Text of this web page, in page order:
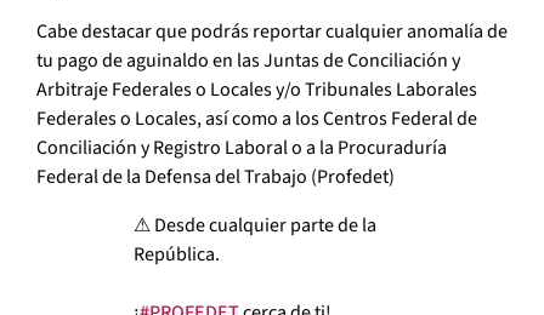
Cabe destacar que podrás reportar cualquier anomalía de
tu pago de aguinaldo en las Juntas de Conciliación y
Arbitraje Federales o Locales y/o Tribunales Laborales
Federales o Locales, así como a los Centros Federal de
Conciliación y Registro Laboral o a la Procuraduría
Federal de la Defensa del Trabajo (Profedet)
⚠ Desde cualquier parte de la
República.